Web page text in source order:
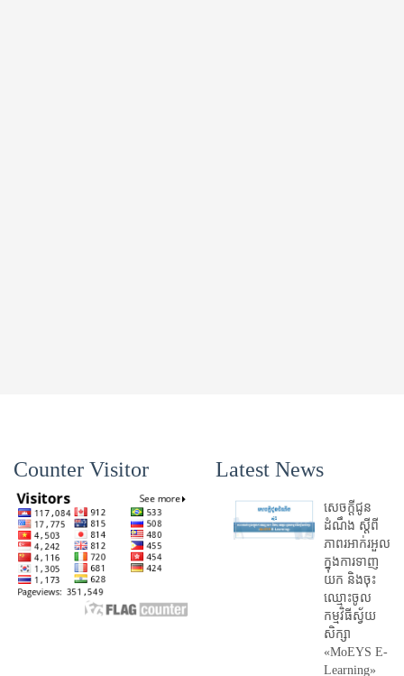
Counter Visitor Latest News
សេចក្តីជូន
ដំណឹង ស្តី​ពី
ភាព​រអាក់រអួល​
ក្នុងការ​ទាញ​
យក និង​ចុះ​
ឈ្មោះ​ចូល​
កម្មវិធី​ស្វ័យ
សិក្សា
«MoEYS E-
Learning»